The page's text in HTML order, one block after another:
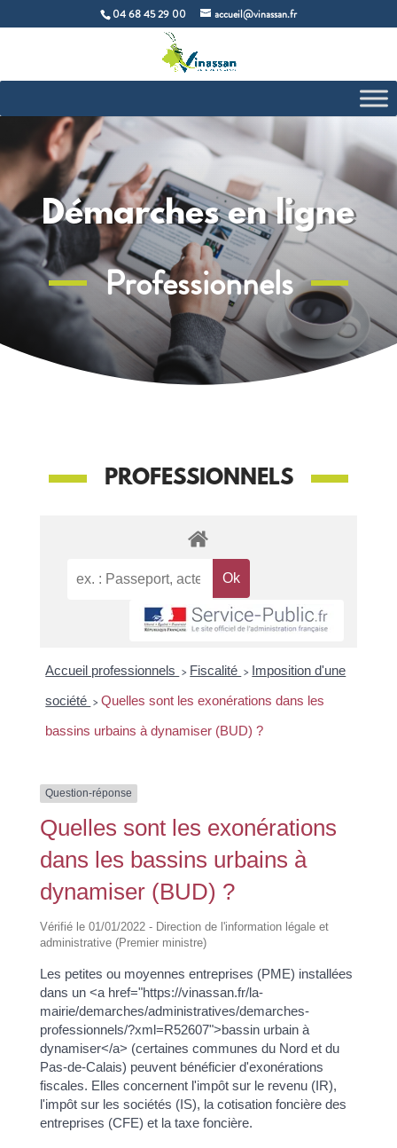
04 68 45 29 00 accueil@vinassan.fr
Démarches en ligne
Professionnels
PROFESSIONNELS
Accueil professionnels > Fiscalité > Imposition d'une
société > Quelles sont les exonérations dans les
bassins urbains à dynamiser (BUD) ?
Question-réponse
Quelles sont les exonérations
dans les bassins urbains à
dynamiser (BUD) ?
Vérifié le 01/01/2022 - Direction de l'information légale et
administrative (Premier ministre)
Les petites ou moyennes entreprises (PME) installées
dans un <a href="https://vinassan.fr/la-
mairie/demarches/administratives/demarches-
professionnels/?xml=R52607">bassin urbain à
dynamiser</a> (certaines communes du Nord et du
Pas-de-Calais) peuvent bénéficier d'exonérations
fiscales. Elles concernent l'impôt sur le revenu (IR),
l'impôt sur les sociétés (IS), la cotisation foncière des
entreprises (CFE) et la taxe foncière.